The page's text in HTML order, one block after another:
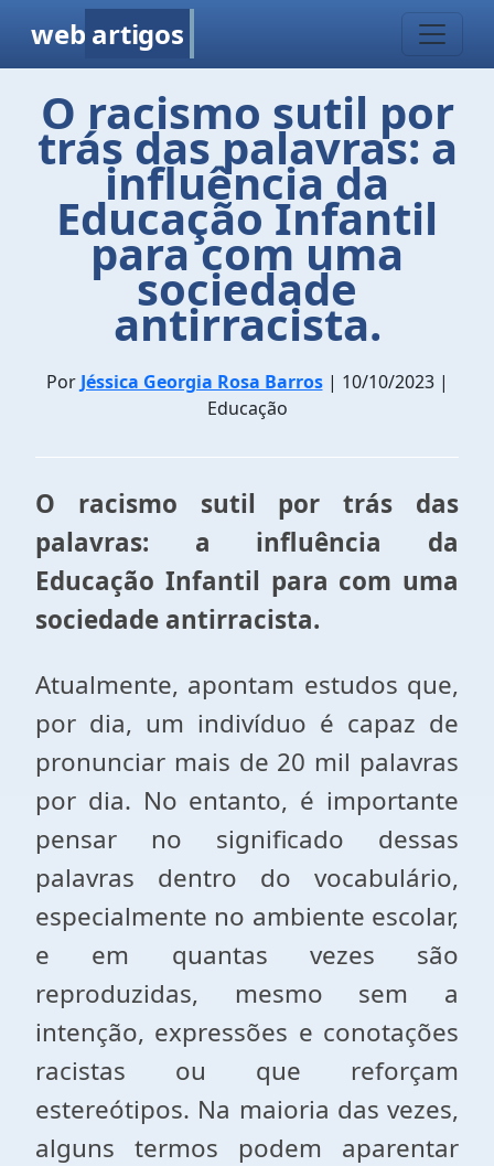
web artigos
O racismo sutil por
trás das palavras: a
influência da
Educação Infantil
para com uma
sociedade
antirracista.
Por Jéssica Georgia Rosa Barros| 10/10/2023 |
Educação
O racismo sutil por trás das
palavras: a influência da
Educação Infantil para com uma
sociedade antirracista.
Atualmente, apontam estudos que,
por dia, um indivíduo é capaz de
pronunciar mais de 20 mil palavras
por dia. No entanto, é importante
pensar no significado dessas
palavras dentro do vocabulário,
especialmente no ambiente escolar,
e em quantas vezes são
reproduzidas, mesmo sem a
intenção, expressões e conotações
racistas ou que reforçam
estereótipos. Na maioria das vezes,
alguns termos podem aparentar